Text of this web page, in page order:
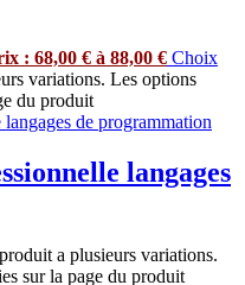
: 68,00 € à 88,00 € Choix
variations. Les options
du produit
langages
a plusieurs variations.
sur la page du produit